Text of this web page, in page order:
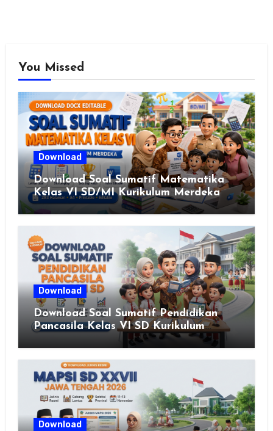
You Missed
Download
Download Soal Sumatif Matematika
Kelas VI SD/MI Kurikulum Merdeka
Download
Download Soal Sumatif Pendidikan
Pancasila Kelas VI SD Kurikulum
Merdeka, Solusi Praktis Guru
Menyusun Asesmen Berkualitas
Download